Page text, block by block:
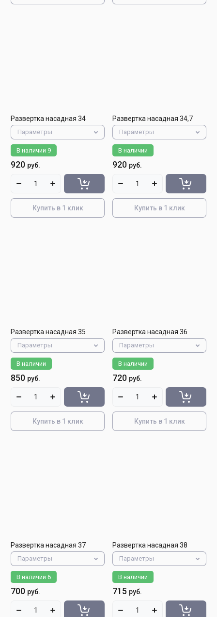
Развертка насадная 34
Параметры
В наличии 9
920 руб.
Купить в 1 клик
Развертка насадная 34,7
Параметры
В наличии
920 руб.
Купить в 1 клик
Развертка насадная 35
Параметры
В наличии
850 руб.
Купить в 1 клик
Развертка насадная 36
Параметры
В наличии
720 руб.
Купить в 1 клик
Развертка насадная 37
Параметры
В наличии 6
700 руб.
Развертка насадная 38
Параметры
В наличии
715 руб.